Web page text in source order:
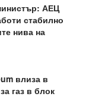
АЕЦ
стабилно
нива на
влиза в
газ в блок